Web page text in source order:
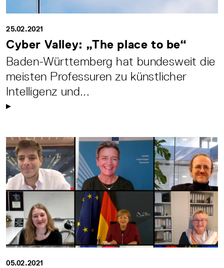
25.02.2021
Cyber Valley: „The place to be“
Baden-Württemberg hat bundesweit die
meisten Professuren zu künstlicher
Intelligenz und...
05.02.2021